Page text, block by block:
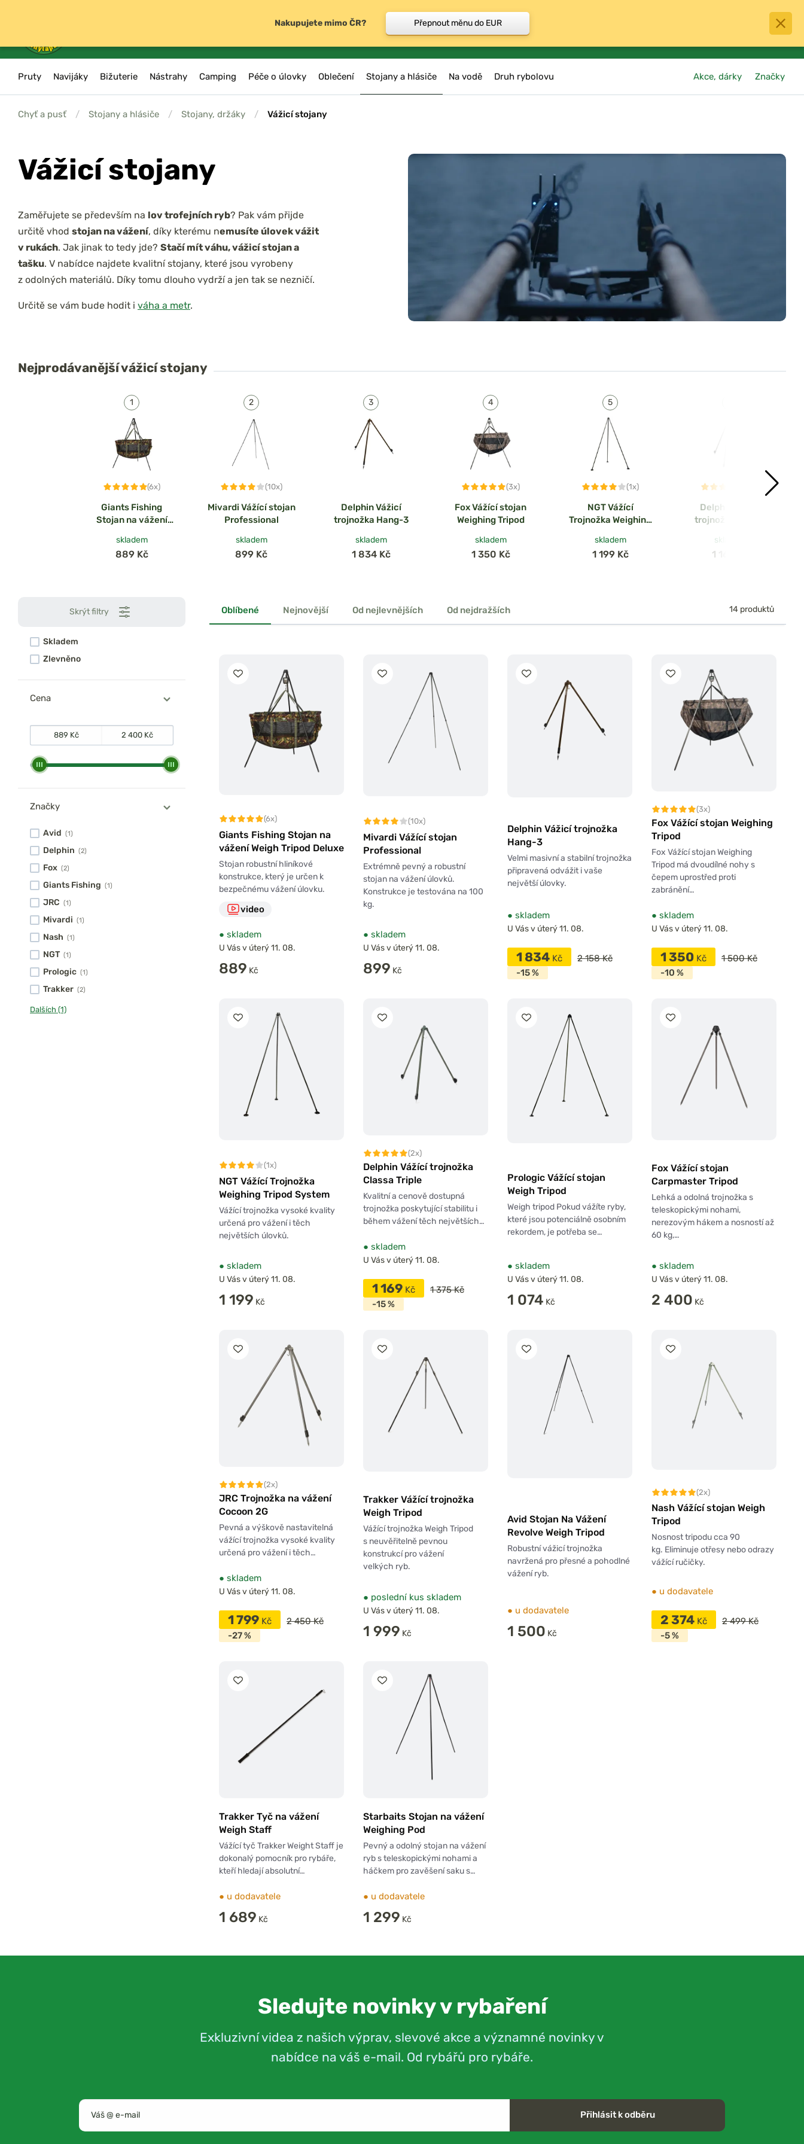
0
košík
Pruty Navijáky Bižuterie Nástrahy Camping Péče o úlovky Oblečení Stojany a hlásiče Na vodě Druh rybolovu Akce, dárky Značky
Chyť a pusť / Stojany a hlásiče / Stojany, držáky / Vážicí stojany
Vážicí stojany
Zaměřujete se především na lov trofejních ryb? Pak vám přijde
určitě vhod stojan na vážení, díky kterému nemusíte úlovek vážit
v rukách. Jak jinak to tedy jde? Stačí mít váhu, vážicí stojan a
tašku. V nabídce najdete kvalitní stojany, které jsou vyrobeny
z odolných materiálů. Díky tomu dlouho vydrží a jen tak se nezničí.
Určitě se vám bude hodit i váha a metr.
Nejprodávanějšívážicí stojany
(6x)
Giants Fishing
Stojan na vážení
skladem
889 Kč
(10x)
Mivardi Vážící stojan
Professional
skladem
899 Kč
Delphin Vážicí
trojnožka Hang-3
skladem
1 834 Kč
(3x)
Fox Vážící stojan
Weighing Tripod
skladem
1 350 Kč
(1x)
NGT Vážící
Trojnožka Weighing
skladem
1 199 Kč
Delphin Vážící
trojnožka Classa
skladem
1 169 Kč
Skrýt filtry
Skladem
Zlevněno
Cena
Značky
Avid (1)
Delphin (2)
Fox (2)
Giants Fishing (1)
JRC (1)
Mivardi (1)
Nash (1)
NGT (1)
Prologic (1)
Trakker (2)
Dalších (1)
Oblíbené Nejnovější Od nejlevnějších Od nejdražších 14 produktů
(6x)
Giants Fishing Stojan na
vážení Weigh Tripod Deluxe
Stojan robustní hliníkové
konstrukce, který je určen k
bezpečnému vážení úlovku.
video
● skladem
U Vás v úterý 11. 08.
889 Kč
(10x)
Mivardi Vážící stojan
Professional
Extrémně pevný a robustní
stojan na vážení úlovků.
Konstrukce je testována na 100
kg.
● skladem
U Vás v úterý 11. 08.
899 Kč
Delphin Vážicí trojnožka
Hang-3
Velmi masivní a stabilní trojnožka
připravená odvážit i vaše
největší úlovky.
● skladem
U Vás v úterý 11. 08.
1 834 Kč
2 158 Kč
-15 %
(3x)
Fox Vážící stojan Weighing
Tripod
Fox Vážící stojan Weighing
Tripod má dvoudílné nohy s
čepem uprostřed proti
zabránění…
● skladem
U Vás v úterý 11. 08.
1 350 Kč
1 500 Kč
-10 %
(1x)
NGT Vážící Trojnožka
Weighing Tripod System
Vážící trojnožka vysoké kvality
určená pro vážení i těch
největších úlovků.
● skladem
U Vás v úterý 11. 08.
1 199 Kč
(2x)
Delphin Vážící trojnožka
Classa Triple
Kvalitní a cenově dostupná
trojnožka poskytující stabilitu i
během vážení těch největších…
● skladem
U Vás v úterý 11. 08.
1 169 Kč
1 375 Kč
-15 %
Prologic Vážící stojan
Weigh Tripod
Weigh tripod Pokud vážíte ryby,
které jsou potenciálně osobním
rekordem, je potřeba se…
● skladem
U Vás v úterý 11. 08.
1 074 Kč
Fox Vážící stojan
Carpmaster Tripod
Lehká a odolná trojnožka s
teleskopickými nohami,
nerezovým hákem a nosností až
60 kg,…
● skladem
U Vás v úterý 11. 08.
2 400 Kč
(2x)
JRC Trojnožka na vážení
Cocoon 2G
Pevná a výškově nastavitelná
vážící trojnožka vysoké kvality
určená pro vážení i těch…
● skladem
U Vás v úterý 11. 08.
1 799 Kč
2 450 Kč
-27 %
Trakker Vážící trojnožka
Weigh Tripod
Vážící trojnožka Weigh Tripod
s neuvěřitelně pevnou
konstrukcí pro vážení
velkých ryb.
● poslední kus skladem
U Vás v úterý 11. 08.
1 999 Kč
Avid Stojan Na Vážení
Revolve Weigh Tripod
Robustní vážicí trojnožka
navržená pro přesné a pohodlné
vážení ryb.
● u dodavatele
1 500 Kč
(2x)
Nash Vážící stojan Weigh
Tripod
Nosnost tripodu cca 90
kg. Eliminuje otřesy nebo odrazy
vážící ručičky.
● u dodavatele
2 374 Kč
2 499 Kč
-5 %
Trakker Tyč na vážení
Weigh Staff
Vážící tyč Trakker Weight Staff je
dokonalý pomocník pro rybáře,
kteří hledají absolutní…
● u dodavatele
1 689 Kč
Starbaits Stojan na vážení
Weighing Pod
Pevný a odolný stojan na vážení
ryb s teleskopickými nohami a
háčkem pro zavěšení saku s…
● u dodavatele
1 299 Kč
Sledujte novinky v rybaření
Exkluzivní videa z našich výprav, slevové akce a významné novinky v
nabídce na váš e-mail. Od rybářů pro rybáře.
Přihlásit k odběru
Nakupujete mimo ČR? Přepnout měnu do EUR